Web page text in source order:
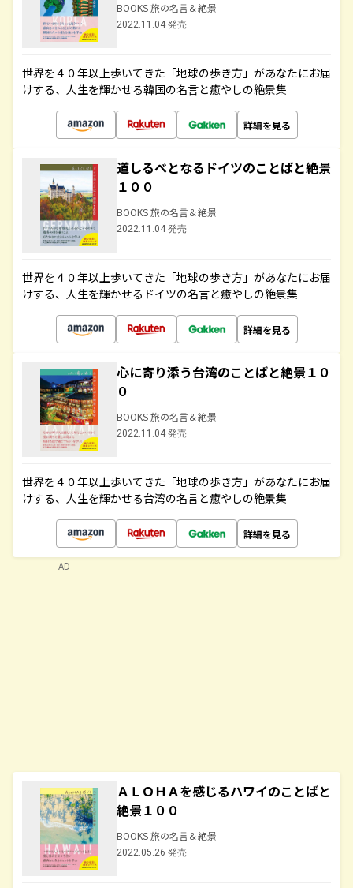
BOOKS 旅の名言＆絶景
2022.11.04 発売
世界を４０年以上歩いてきた「地球の歩き方」があなたにお届
けする、人生を輝かせる韓国の名言と癒やしの絶景集
詳細を見る
道しるべとなるドイツのことばと絶景
１００
BOOKS 旅の名言＆絶景
2022.11.04 発売
世界を４０年以上歩いてきた「地球の歩き方」があなたにお届
けする、人生を輝かせるドイツの名言と癒やしの絶景集
詳細を見る
心に寄り添う台湾のことばと絶景１０
０
BOOKS 旅の名言＆絶景
2022.11.04 発売
世界を４０年以上歩いてきた「地球の歩き方」があなたにお届
けする、人生を輝かせる台湾の名言と癒やしの絶景集
詳細を見る
ＡＬＯＨＡを感じるハワイのことばと
絶景１００
BOOKS 旅の名言＆絶景
2022.05.26 発売
AD